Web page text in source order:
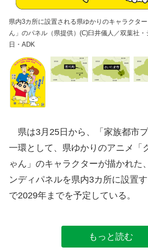
県内3カ所に設置される県ゆかりのキャラクタ
ん」のパネル（県提供）(C)臼井儀人／双葉社
日・ADK
県は3月25日から、「家族都市
一環として、県ゆかりのアニメ「
ゃん」のキャラクターが描かれた
ンディパネルを県内3カ所に設置
で2029年までを予定している。
もっと読む